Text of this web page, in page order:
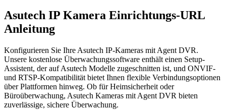
Asutech IP Kamera Einrichtungs-URL
Anleitung
Konfigurieren Sie Ihre Asutech IP-Kameras mit Agent DVR.
Unsere kostenlose Überwachungssoftware enthält einen Setup-
Assistent, der auf Asutech Modelle zugeschnitten ist, und ONVIF-
und RTSP-Kompatibilität bietet Ihnen flexible Verbindungsoptionen
über Plattformen hinweg. Ob für Heimsicherheit oder
Büroüberwachung, Asutech Kameras mit Agent DVR bieten
zuverlässige, sichere Überwachung.